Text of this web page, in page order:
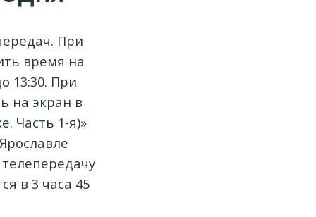
При
время на
13:30. При
на экран в
Часть 1-я)»
в 3 часа 45